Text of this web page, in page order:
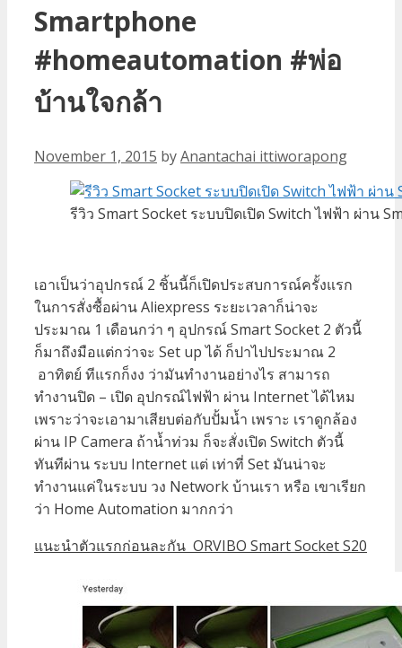
Smartphone
#homeautomation #พ่อ
บ้านใจกล้า
November 1, 2015 byAnantachai ittiworapong
รีวิว Smart Socket ระบบปิดเปิด Switch ไฟฟ้า ผ่าน
เอาเป็นว่าอุปกรณ์ 2 ชิ้นนี้ก็เปิดประสบการณ์ครั้งแรก
ในการสั่งซื้อผ่าน Aliexpress ระยะเวลาก็น่าจะ
ประมาณ 1 เดือนกว่า ๆ อุปกรณ์ Smart Socket 2 ตัวนี้
ก็มาถึงมือแต่กว่าจะ Set up ได้ ก็ปาไปประมาณ 2
อาทิตย์ ทีแรกก็งง ว่ามันทำงานอย่างไร สามารถ
ทำงานปิด – เปิด อุปกรณ์ไฟฟ้า ผ่าน Internet ได้ไหม
เพราะว่าจะเอามาเสียบต่อกับปั้มน้ำ เพราะ เราดูกล้อง
ผ่าน IP Camera ถ้าน้ำท่วม ก็จะสั่งเปิด Switch ตัวนี้
ทันทีผ่าน ระบบ Internet แต่ เท่าที่ Set มันน่าจะ
ทำงานแค่ในระบบ วง Network บ้านเรา หรือ เขาเรียก
ว่า Home Automation มากกว่า
แนะนำตัวแรกก่อนละกัน ORVIBO Smart Socket S20